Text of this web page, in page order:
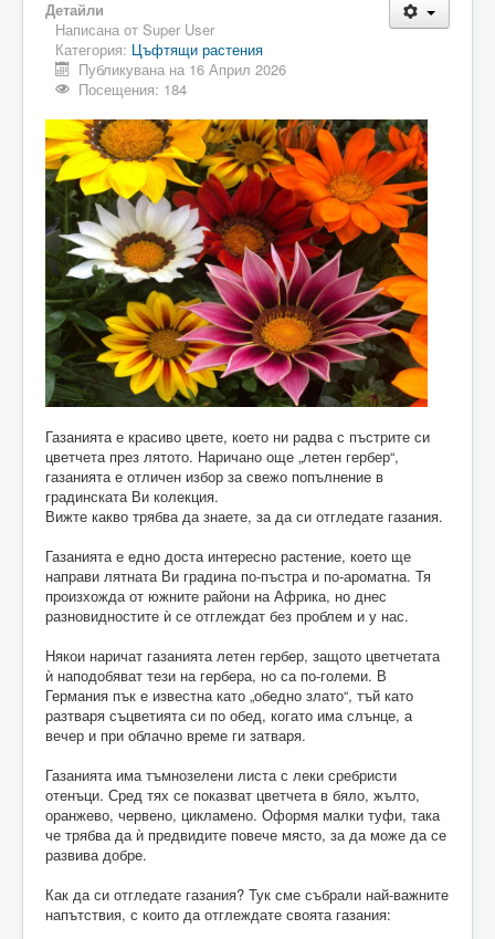
Детайли
Написана от Super User
Категория: Цъфтящи растения
Публикувана на 16 Април 2026
Посещения: 184
Газанията е красиво цвете, което ни радва с пъстрите си
цветчета през лятото. Наричано още „летен гербер“,
газанията е отличен избор за свежо попълнение в
градинската Ви колекция.
Вижте какво трябва да знаете, за да си отгледате газания.
Газанията е едно доста интересно растение, което ще
направи лятната Ви градина по-пъстра и по-ароматна. Тя
произхожда от южните райони на Африка, но днес
разновидностите ѝ се отглеждат без проблем и у нас.
Някои наричат газанията летен гербер, защото цветчетата
ѝ наподобяват тези на гербера, но са по-големи. В
Германия пък е известна като „обедно злато“, тъй като
разтваря съцветията си по обед, когато има слънце, а
вечер и при облачно време ги затваря.
Газанията има тъмнозелени листа с леки сребристи
отенъци. Сред тях се показват цветчета в бяло, жълто,
оранжево, червено, цикламено. Оформя малки туфи, така
че трябва да ѝ предвидите повече място, за да може да се
развива добре.
Как да си отгледате газания? Тук сме събрали най-важните
напътствия, с които да отглеждате своята газания: